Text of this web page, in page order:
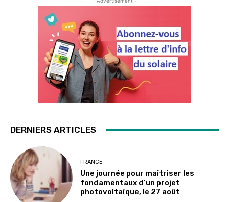
DERNIERS ARTICLES
FRANCE
Une journée pour maîtriser les
fondamentaux d’un projet
photovoltaïque, le 27 août